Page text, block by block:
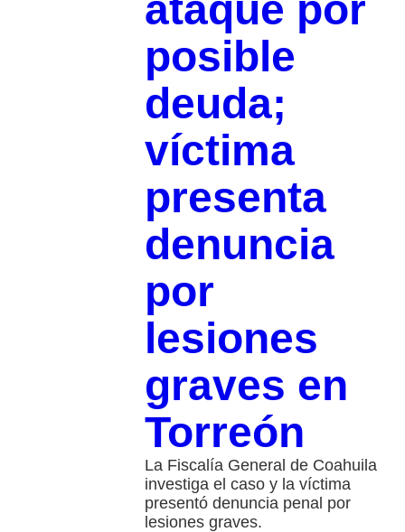
posible
deuda;
víctima
presenta
denuncia
por
lesiones
graves en
Torreón
La Fiscalía General de Coahuila
investiga el caso y la víctima
presentó denuncia penal por
lesiones graves.